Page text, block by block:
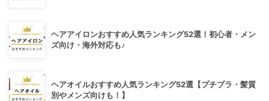
ヘアアイロンおすすめ人気ランキング52選！初心者・メン
ズ向け・海外対応も♪
ヘアオイルおすすめ人気ランキング52選【プチプラ・髪質
別やメンズ向けも！】